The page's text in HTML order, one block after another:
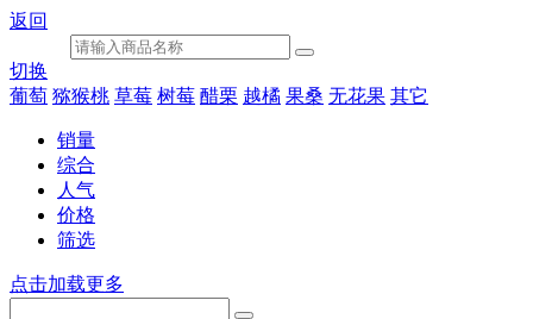
返回
切换
葡萄 猕猴桃 草莓 树莓 醋栗 越橘 果桑 无花果 其它
销量
综合
人气
价格
筛选
点击加载更多